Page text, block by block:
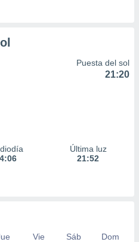
Puesta del sol
21:20
Última luz
21:52
Vie Sáb
Dom